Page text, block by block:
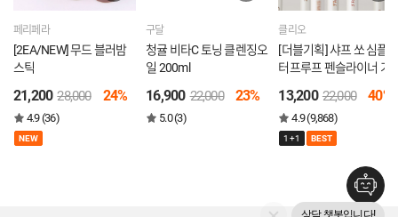
페리페라
[2EA/NEW] 무드 블러밤
스틱
21,200 28,000 24%
4.9 (36)
NEW
구달
청귤 비타C 토닝 클렌징오
일 200ml
16,900 22,000 23%
5.0 (3)
클리오
[더블기획] 샤프 쏘 심플
터프루프 펜슬라이너 기
13,200 22,000 40%
4.9 (9,868)
1+1 BEST
상담 챗봇입니다!